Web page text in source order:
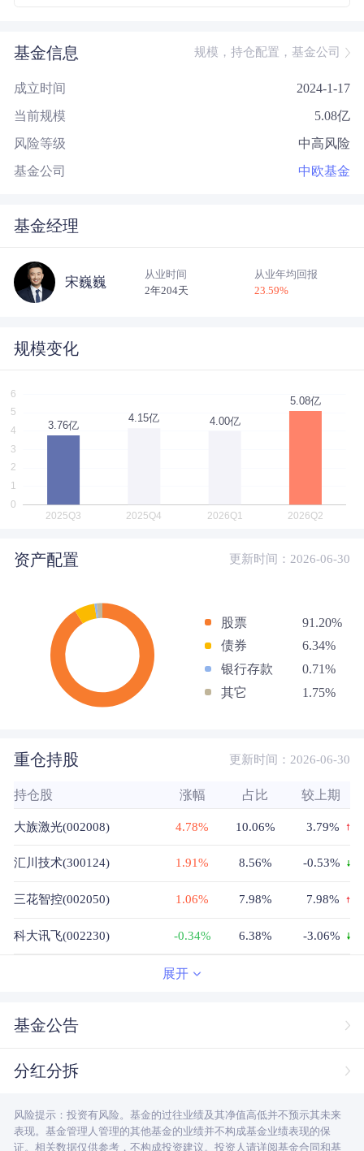
基金信息 规模，持仓配置，基金公司
成立时间 2024-1-17
当前规模 5.08亿
风险等级 中高风险
基金公司 中欧基金
基金经理
宋巍巍
从业时间
2年204天
从业年均回报
23.59%
规模变化
资产配置 更新时间：2026-06-30
股票
91.20%
债券
6.34%
银行存款
0.71%
其它
1.75%
重仓持股 更新时间：2026-06-30
持仓股 涨幅 占比 较上期
大族激光(002008) 4.78% 10.06% 3.79%
汇川技术(300124) 1.91% 8.56% -0.53%
三花智控(002050) 1.06% 7.98% 7.98%
科大讯飞(002230) -0.34% 6.38% -3.06%
-0.98%
拓普集团(601689)
大华股份(002236) -1.06% 2.63% -1.5%
展开
基金公告
分红分拆
风险提示：投资有风险。基金的过往业绩及其净值高低并不预示其未来
表现。基金管理人管理的其他基金的业绩并不构成基金业绩表现的保
证。相关数据仅供参考，不构成投资建议。投资人请详阅基金合同和基